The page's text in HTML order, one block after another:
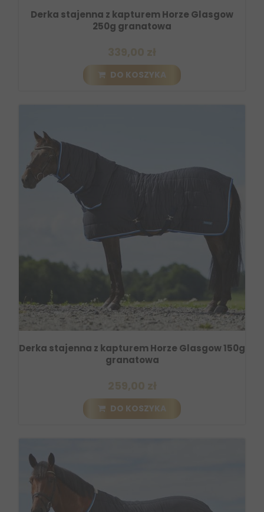
Derka stajenna z kapturem Horze Glasgow
250g granatowa
DO KOSZYKA
Derka stajenna z kapturem Horze Glasgow 150g
granatowa
DO KOSZYKA